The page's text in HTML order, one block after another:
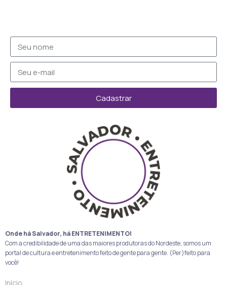
Cadastrar
Onde há Salvador, há ENTRETENIMENTO!
Com a credibilidade de uma das maiores produtoras do Nordeste, somos um
portal de cultura e entretenimento feito de gente para gente. (Per)feito para
você!
Início